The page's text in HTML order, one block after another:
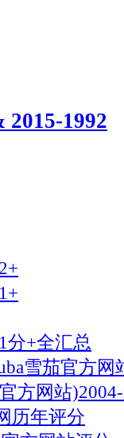
1992
分+全汇总
雪茄官方网
方网站
历年评分